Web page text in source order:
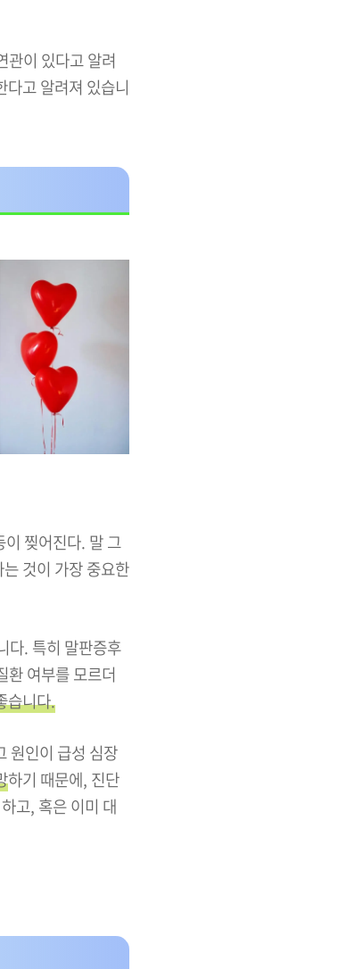
관이 있다고 알려
고 알려져 있습니
찢어진다. 말 그
것이 가장 중요한
다. 특히 말판증후
환 여부를 모르더
습니다.
원인이 급성 심장
하기 때문에, 진단
고, 혹은 이미 대